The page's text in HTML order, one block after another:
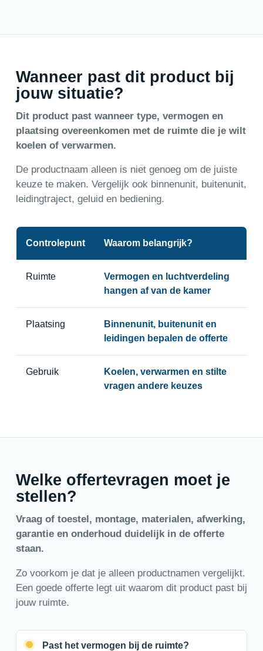
Wanneer past dit product bij
jouw situatie?
Dit product past wanneer type, vermogen en
plaatsing overeenkomen met de ruimte die je wilt
koelen of verwarmen.
De productnaam alleen is niet genoeg om de juiste
keuze te maken. Vergelijk ook binnenunit, buitenunit,
leidingtraject, geluid en bediening.
Controlepunt Waarom belangrijk?
Ruimte
Vermogen en luchtverdeling
hangen af van de kamer
Plaatsing
Binnenunit, buitenunit en
leidingen bepalen de offerte
Gebruik
Koelen, verwarmen en stilte
vragen andere keuzes
Welke offertevragen moet je
stellen?
Vraag of toestel, montage, materialen, afwerking,
garantie en onderhoud duidelijk in de offerte
staan.
Zo voorkom je dat je alleen productnamen vergelijkt.
Een goede offerte legt uit waarom dit product past bij
jouw ruimte.
Past het vermogen bij de ruimte?